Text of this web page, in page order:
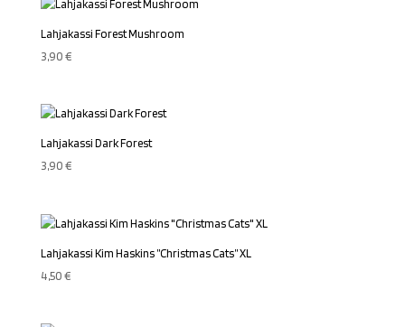
3,90 €.2,00 €.
Lahjakassi Forest Mushroom
3,90€
Lahjakassi Dark Forest
3,90€
Lahjakassi Kim Haskins ”Christmas Cats” XL
4,50€